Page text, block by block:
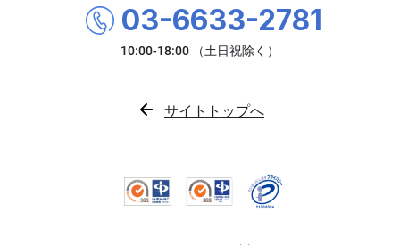
03-6633-2781
サイトトップへ